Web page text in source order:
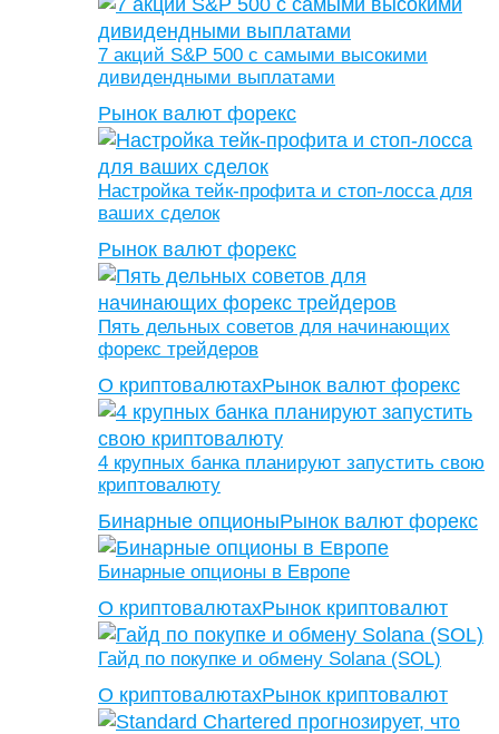
7 акций S&P 500 с самыми высокими
дивидендными выплатами
Рынок валют форекс
Настройка тейк-профита и стоп-лосса для
ваших сделок
Рынок валют форекс
Пять дельных советов для начинающих
форекс трейдеров
О криптовалютахРынок валют форекс
4 крупных банка планируют запустить свою
криптовалюту
Бинарные опционыРынок валют форекс
Бинарные опционы в Европе
О криптовалютахРынок криптовалют
Гайд по покупке и обмену Solana (SOL)
О криптовалютахРынок криптовалют